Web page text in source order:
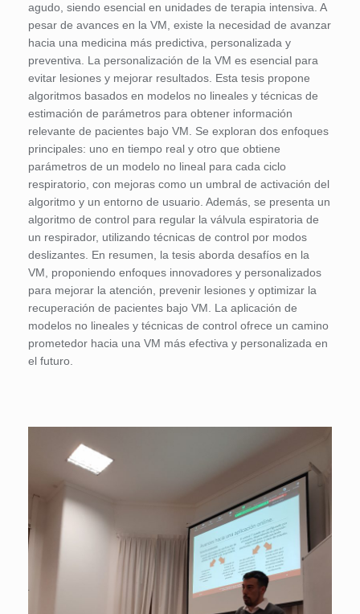
agudo, siendo esencial en unidades de terapia intensiva. A
pesar de avances en la VM, existe la necesidad de avanzar
hacia una medicina más predictiva, personalizada y
preventiva. La personalización de la VM es esencial para
evitar lesiones y mejorar resultados. Esta tesis propone
algoritmos basados en modelos no lineales y técnicas de
estimación de parámetros para obtener información
relevante de pacientes bajo VM. Se exploran dos enfoques
principales: uno en tiempo real y otro que obtiene
parámetros de un modelo no lineal para cada ciclo
respiratorio, con mejoras como un umbral de activación del
algoritmo y un entorno de usuario. Además, se presenta un
algoritmo de control para regular la válvula espiratoria de
un respirador, utilizando técnicas de control por modos
deslizantes. En resumen, la tesis aborda desafíos en la
VM, proponiendo enfoques innovadores y personalizados
para mejorar la atención, prevenir lesiones y optimizar la
recuperación de pacientes bajo VM. La aplicación de
modelos no lineales y técnicas de control ofrece un camino
prometedor hacia una VM más efectiva y personalizada en
el futuro.